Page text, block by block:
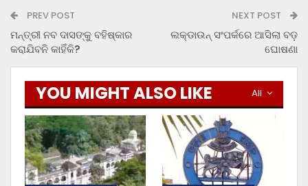
PREV POST
ମନ୍ତ୍ରୀ ନବ ଦାସଙ୍କୁ ବହିଷ୍କାର
କରାଯିବନି କାହିଁକି?
NEXT POST
ଲକ୍‌ଡାଉନ୍ ସଂପର୍କରେ ଆସିଲା ବଡ଼
ଘୋଷଣା
All
YOU MIGHT ALSO LIKE